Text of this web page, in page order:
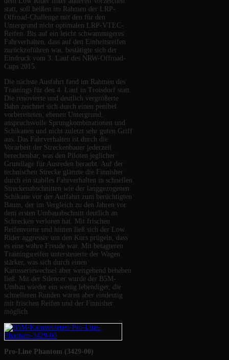
statt, soll heißen im Rahmen der LRP-
Offroad-Challenge mit den für den
Untergrund nicht optimalen LRP-VTEC-
Reifen. Bis auf ein leicht schwammigeres
Fahrverhalten, dass auf den Einheitsreifen
zurückzuführen war, bestätigte sich der
Eindruck vom 3. Lauf des NRW-Offroad-
Cups 2015.
Die nächste Ausfahrt fand im Rahmen des
Trainings für den 4. Lauf in Troisdorf statt.
Die renovierte und deutlich vergrößerte
Bahn zeichnet sich durch einen penibel
vorbereiteten, ebenen Untergrund,
anspruchsvolle Sprungkombinationen und
Schikanen und nicht zuletzt sehr guten Griff
aus. Das Fahrverhalten ist durch die
Vorarbeit der Streckenbauer jederzeit
berechenbar, was den Piloten jeglicher
Grundlage für Ausreden beraubt. Auf der
technischen Strecke glänzte die Finnisher
durch ein stabiles Fahrverhalten in schnellen
Streckenabschnitten wie der langgezogenen
Schikane vor der Auffahrt zum berüchtigten
Baum, der im Vergleich zu den Jahren vor
dem ersten Umbauabschnitt deutlich an
Schrecken verloren hat. Mit frischen
Reifenvorne und hinten ließ sich der Low
Rider aggressiv um den Kurs prügeln, dass
es eine wahre Freude war. Mit betagteren
Trainingsreifen untersteuerte der Wagen
stärker, was sich durch einen
Karosseriewechsel aber weitgehend beheben
ließ. Mit der Silencer wurde der B5M-
Umbau wieder ein wenig lebendiger, die
schnelleren Runden waren aber eindeutig
mit frischen Reifen und der Finnisher
möglich.
Pro-Line Phantom (3429-00)